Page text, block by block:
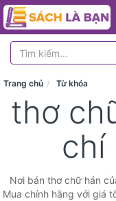
Trang chủ Từ khóa
thơ
chí
Nơi bán thơ chữ hán
Mua chính hãng với giá